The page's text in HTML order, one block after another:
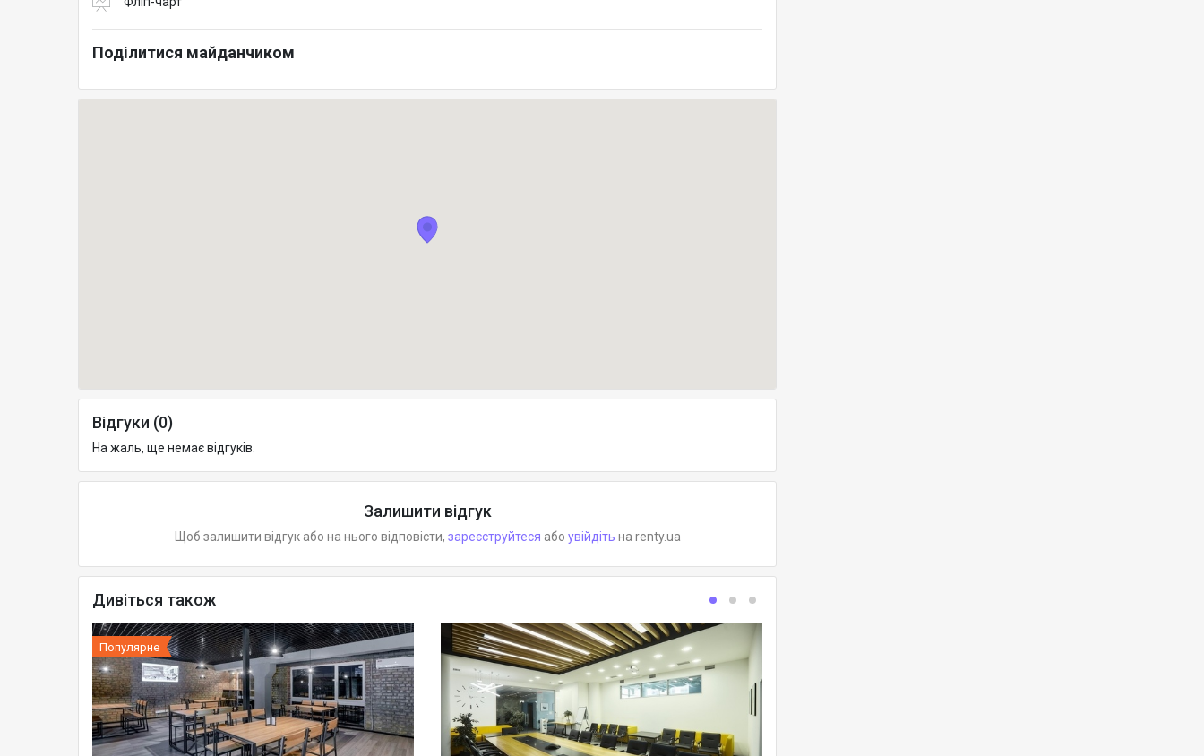
Поділитися майданчиком
Відгуки (0)
На жаль, ще немає відгуків.
Залишити відгук
Щоб залишити відгук або на нього відповісти, зареєструйтеся або увійдіть на renty.ua
Дивіться також
Популярне